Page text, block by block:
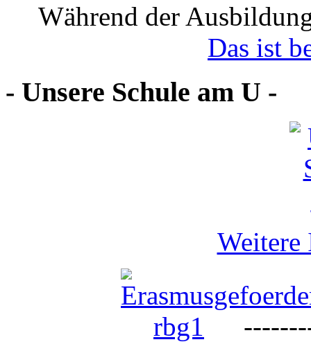
Während der
Das ist
- Unsere Schule am U -
Weitere